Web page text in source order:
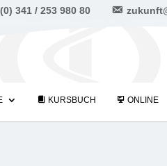
341 / 253 980 80
KURSBUCH ONLINE